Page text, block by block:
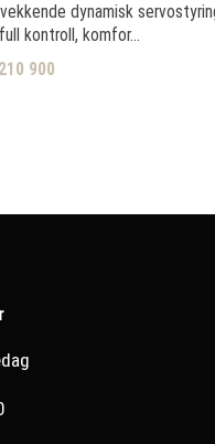
dynamisk
kontroll, komfor...
900